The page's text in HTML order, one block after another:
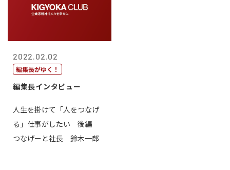
2022.02.02
編集長がゆく！
編集長インタビュー
人生を掛けて「人をつなげ
る」仕事がしたい 後編
つなげーと社長 鈴木一郎